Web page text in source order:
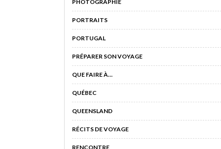
PHOTOGRAPHIE
PORTRAITS
PORTUGAL
PRÉPARER SON VOYAGE
QUE FAIRE À…
QUÉBEC
QUEENSLAND
RÉCITS DE VOYAGE
RENCONTRE